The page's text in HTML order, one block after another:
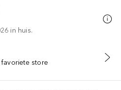
in huis.
WINKELMANDJE
store